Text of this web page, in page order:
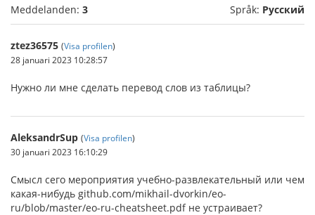
Meddelanden: 3 Språk: Русский
ztez36575 (Visa profilen)
28 januari 2023 10:28:57
Нужно ли мне сделать перевод слов из таблицы?
AleksandrSup (Visa profilen)
30 januari 2023 16:10:29
Смысл сего мероприятия учебно-развлекательный или чем
какая-нибудь github.com/mikhail-dvorkin/eo-
ru/blob/master/eo-ru-cheatsheet.pdf не устраивает?